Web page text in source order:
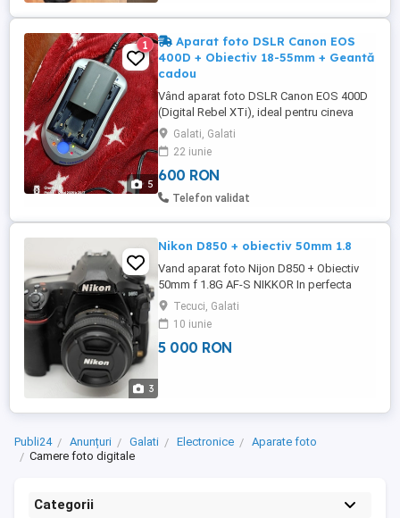
5
1
Aparat foto DSLR Canon EOS
400D + Obiectiv 18-55mm + Geantă
cadou
Vând aparat foto DSLR Canon EOS 400D
(Digital Rebel XTi), ideal pentru cineva
care dorește să învețe bazele fotografiei
cu un echipament accesibil și fiabil.
Aparatul este bine întreținut și vine echipat
cu obiectivul versatil Canon EF-S 18-
55mm, potrivit pentru peisaje, portrete și
Galati, Galati
22 iunie
600 RON
Telefon validat
3
Nikon D850 + obiectiv 50mm 1.8
Vand aparat foto Nijon D850 + Obiectiv
50mm f 1.8G AF-S NIKKOR In perfecta
stare de functionare , 324k cadre . In 2023
a fost schimbat shutter-ul la aproape 300k
de cadre iar de atunci a fost foarte putin
folosit . Transport gratuit Trimit prin curier
Tecuci, Galati
10 iunie
5 000 RON
Publi24 Anunțuri Galati Electronice
Aparate foto
Camere foto digitale
Categorii